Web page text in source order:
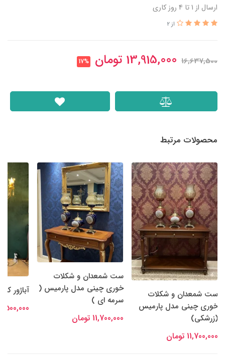
ارسال از 1 تا 4 روز کاری
از 2
16,637,500
13,915,000 تومان 17%
محصولات مرتبط
ست شمعدان و شکلات
خوری چینی مدل پارمیس
(زرشکی)
11,700,000 تومان
ست شمعدان و شکلات
خوری چینی مدل پارمیس (
سرمه ای )
11,700,000 تومان
آباژور
16,500,000